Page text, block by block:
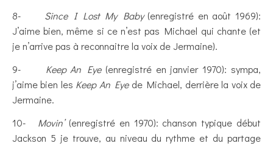
8- Since I Lost My Baby(enregistré en août 1969):
J’aime bien, même si ce n’est pas Michael qui chante (et
je n’arrive pas à reconnaitre la voix de Jermaine).
9- Keep An Eye(enregistré en janvier 1970): sympa,
j’aime bien les Keep An Eyede Michael, derrière la voix de
Jermaine.
10- Movin’(enregistré en 1970): chanson typique début
Jackson 5 je trouve, au niveau du rythme et du partage